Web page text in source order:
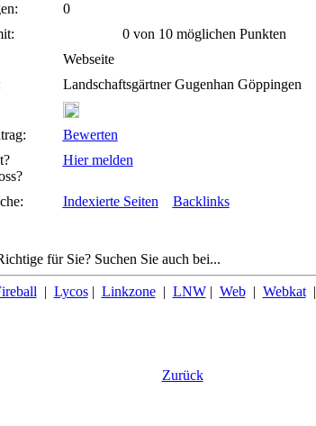
0
0 von 10 möglichen Punkten
Webseite
Landschaftsgärtner Gugenhan Göppingen
Bewerten
Hier melden
Indexierte Seiten Backlinks
für Sie? Suchen Sie auch bei...
| Lycos| Linkzone| LNW| Web| Webkat|
Zurück